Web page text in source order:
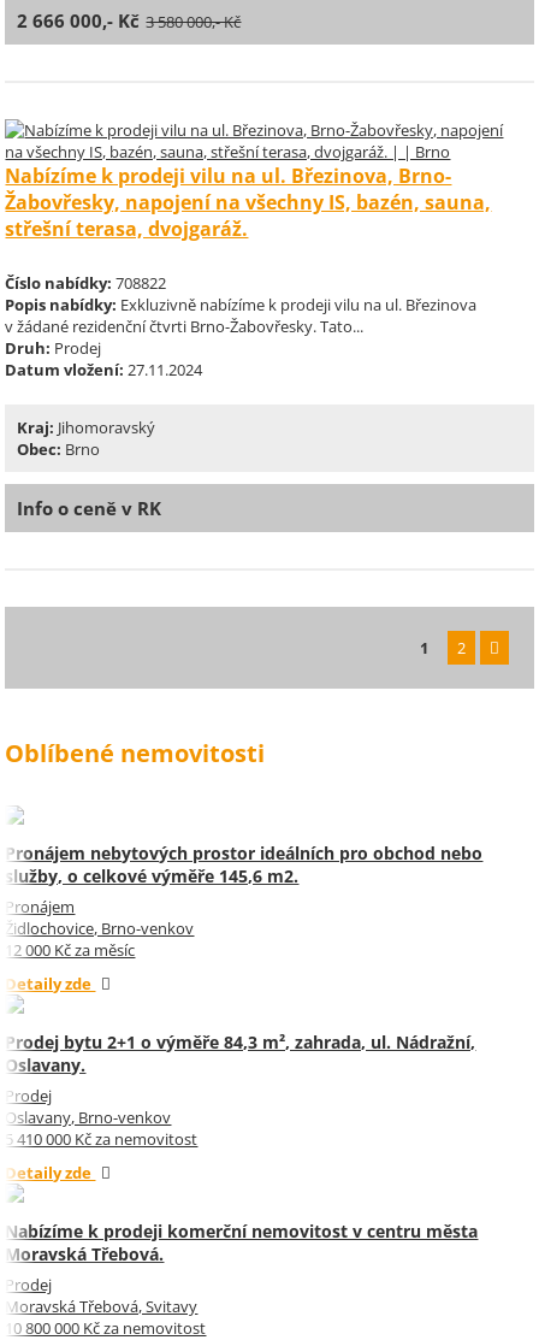
2 666 000,- Kč 3 580 000,- Kč
Nabízíme k prodeji vilu na ul. Březinova, Brno-
Žabovřesky, napojení na všechny IS, bazén, sauna,
střešní terasa, dvojgaráž.
Číslo nabídky: 708822
Popis nabídky: Exkluzivně nabízíme k prodeji vilu na ul. Březinova
v žádané rezidenční čtvrti Brno-Žabovřesky. Tato...
Druh: Prodej
Datum vložení: 27.11.2024
Kraj: Jihomoravský
Obec: Brno
Info o ceně v RK
1 2
Oblíbené nemovitosti
Pronájem nebytových prostor ideálních pro obchod nebo
služby, o celkové výměře 145,6 m2.
Pronájem
Židlochovice, Brno-venkov
12 000 Kč za měsíc
Detaily zde
Prodej bytu 2+1 o výměře 84,3 m², zahrada, ul. Nádražní,
Oslavany.
Prodej
Oslavany, Brno-venkov
5 410 000 Kč za nemovitost
Detaily zde
Nabízíme k prodeji komerční nemovitost v centru města
Moravská Třebová.
Prodej
Moravská Třebová, Svitavy
10 800 000 Kč za nemovitost